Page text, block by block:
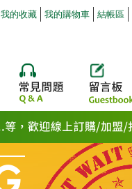
我的收藏 我的購物車 結帳區